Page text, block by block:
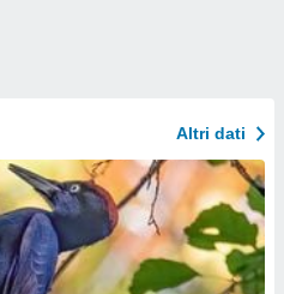
Altri dati